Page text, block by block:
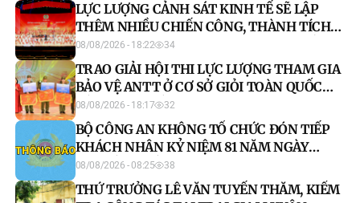
LỰC LƯỢNG CẢNH SÁT KINH TẾ SẼ LẬP
THÊM NHIỀU CHIẾN CÔNG, THÀNH TÍCH
MỚI; XỨNG ĐÁNG LÀ “THANH BẢO KIẾM
SẮC BÉN”
08/08/2026 - 18:22 34
TRAO GIẢI HỘI THI LỰC LƯỢNG THAM GIA
BẢO VỆ ANTT Ở CƠ SỞ GIỎI TOÀN QUỐC
LẦN THỨ NHẤT, NĂM 2026
08/08/2026 - 18:17 32
BỘ CÔNG AN KHÔNG TỔ CHỨC ĐÓN TIẾP
KHÁCH NHÂN KỶ NIỆM 81 NĂM NGÀY
TRUYỀN THỐNG LỰC LƯỢNG CAND
08/08/2026 - 08:25 38
THỨ TRƯỞNG LÊ VĂN TUYẾN THĂM, KIỂM